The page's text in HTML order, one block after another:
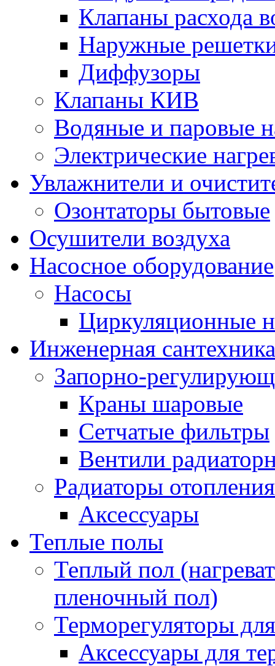
Клапаны расхода
Наружные
Диффузоры
Клапаны КИВ
Водяные и паровые
Электрические
Увлажнители и
Озонтаторы бытовые
Осушители воздуха
Насосное оборудование
Насосы
Циркуляционные
Инженерная сантехника
Запорно-
Краны шаровые
Сетчатые фильтры
Вентили
Радиаторы отопления
Аксессуары
Теплые полы
Теплый пол
пленочный пол)
Терморегуляторы
Аксессуары для